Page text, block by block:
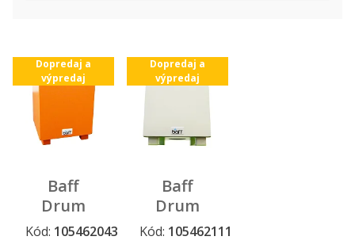
Výrobca
Baff
Drum
Box 38cm
Dopredaj a
Kód: 105462043
Dopredaj a
výpredaj
Baff
Drum
Box 30cm
Dopredaj a
Kód: 105462111
Dopredaj a
výpredaj